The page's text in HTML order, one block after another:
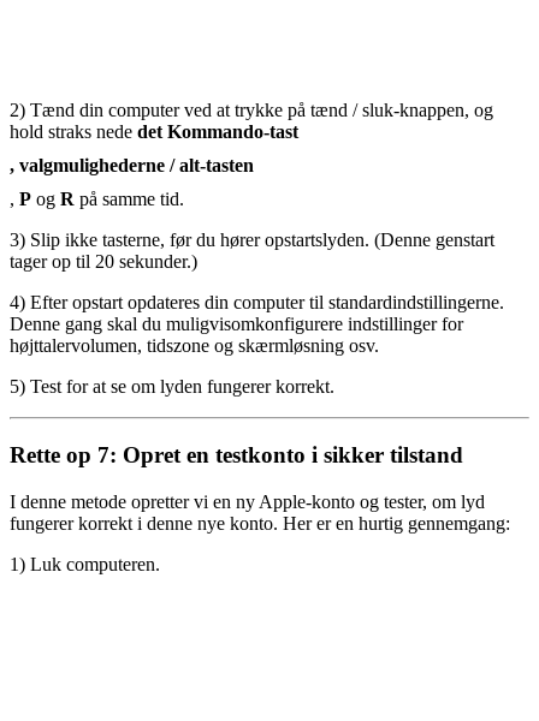
2) Tænd din computer ved at trykke på tænd / sluk-knappen, og
hold straks nede det Kommando-tast
, valgmulighederne / alt-tasten
, P og R på samme tid.
3) Slip ikke tasterne, før du hører opstartslyden. (Denne genstart
tager op til 20 sekunder.)
4) Efter opstart opdateres din computer til standardindstillingerne.
Denne gang skal du muligvisomkonfigurere indstillinger for
højttalervolumen, tidszone og skærmløsning osv.
5) Test for at se om lyden fungerer korrekt.
Rette op 7: Opret en testkonto i sikker tilstand
I denne metode opretter vi en ny Apple-konto og tester, om lyd
fungerer korrekt i denne nye konto. Her er en hurtig gennemgang:
1) Luk computeren.